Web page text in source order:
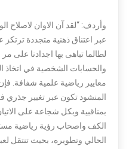
وأردف: “لقد آن الاوان لاصلاح
عبر اعتناق ذهنية متجددة
لطالما تباهى بها اجدادنا على مر
والحسابات الشخصية في اتخاذ
معايير رياضية علمية شفافة.
المنشود تكون عبر تغيير جذري
بمناقبية وبكل شجاعة على
الكف واصحاب رؤية رياضية
الحالي وتطويره، بحيث تنتقل